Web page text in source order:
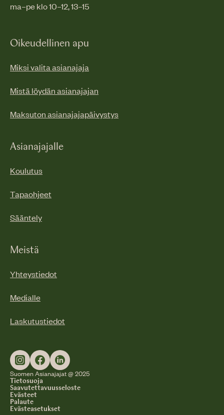
ma–pe klo 10–12, 13–15
Oikeudellinen apu
Miksi valita asianajaja
Mistä löydän asianajajan
Maksuton asianajajapäivystys
Asianajajalle
Koulutus
Tapaohjeet
Sääntely
Meistä
Yhteystiedot
Medialle
Laskutustiedot
Suomen Asianajajat @ 2025
Tietosuoja
Saavutettavuusseloste
Evästeet
Palaute
Evästeasetukset